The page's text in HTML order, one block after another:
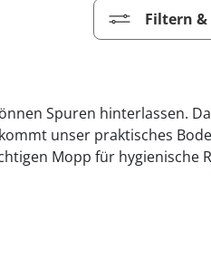
Filtern
Spuren hinterlassen.
unser praktisches
Mopp für hygienische